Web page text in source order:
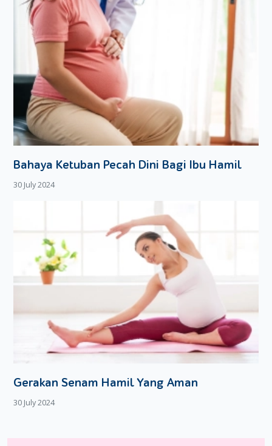
Bahaya Ketuban Pecah Dini Bagi Ibu Hamil
30 July 2024
Gerakan Senam Hamil Yang Aman
30 July 2024